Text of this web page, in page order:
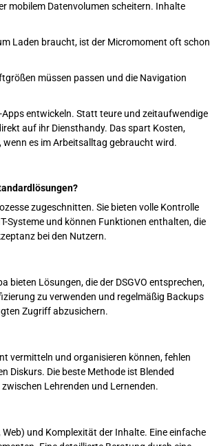
mobilem Datenvolumen scheitern. Inhalte
Laden braucht, ist der Micromoment oft schon
müssen passen und die Navigation
Apps entwickeln. Statt teure und zeitaufwendige
auf ihr Diensthandy. Das spart Kosten,
es im Arbeitsalltag gebraucht wird.
zugeschnitten. Sie bieten volle Kontrolle
Systeme und können Funktionen enthalten, die
bei den Nutzern.
bieten Lösungen, die der DSGVO entsprechen,
zu verwenden und regelmäßig Backups
Zugriff abzusichern.
vermitteln und organisieren können, fehlen
Diskurs. Die beste Methode ist Blended
Lehrenden und Lernenden.
und Komplexität der Inhalte. Eine einfache